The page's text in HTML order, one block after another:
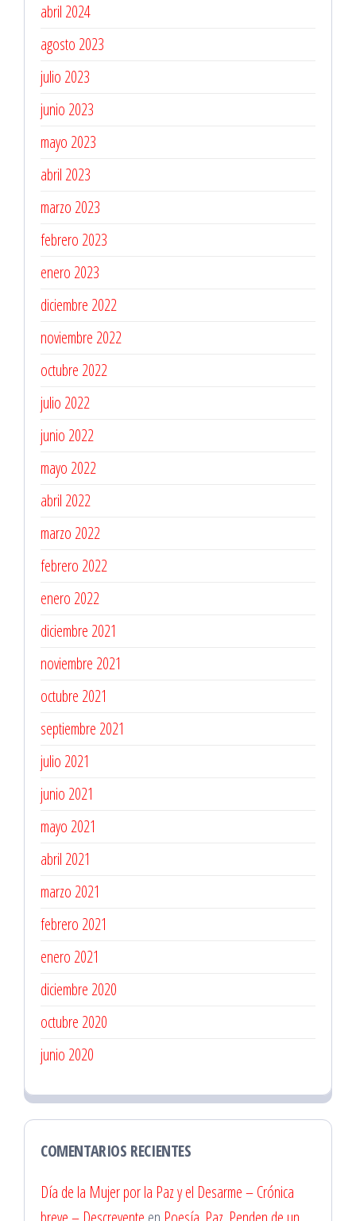
abril 2024
agosto 2023
julio 2023
junio 2023
mayo 2023
abril 2023
marzo 2023
febrero 2023
enero 2023
diciembre 2022
noviembre 2022
octubre 2022
julio 2022
junio 2022
mayo 2022
abril 2022
marzo 2022
febrero 2022
enero 2022
diciembre 2021
noviembre 2021
octubre 2021
septiembre 2021
julio 2021
junio 2021
mayo 2021
abril 2021
marzo 2021
febrero 2021
enero 2021
diciembre 2020
octubre 2020
junio 2020
COMENTARIOS RECIENTES
Día de la Mujer por la Paz y el Desarme – Crónica